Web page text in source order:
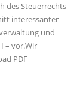
des Steuerrechts
interessanter
und
– vor.Wir
PDF